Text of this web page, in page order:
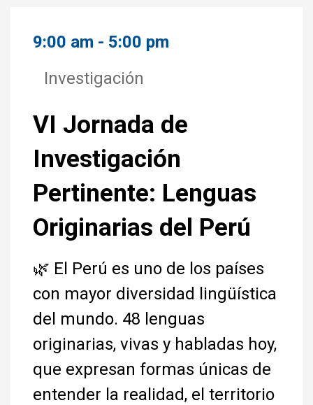
9:00 am - 5:00 pm
Investigación
VI Jornada de
Investigación
Pertinente: Lenguas
Originarias del Perú
🌿 El Perú es uno de los países
con mayor diversidad lingüística
del mundo. 48 lenguas
originarias, vivas y habladas hoy,
que expresan formas únicas de
entender la realidad, el territorio